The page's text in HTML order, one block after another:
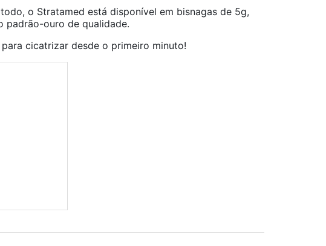
o Stratamed está disponível em bisnagas de 5g,
padrão-ouro de qualidade.
cicatrizar desde o primeiro minuto!